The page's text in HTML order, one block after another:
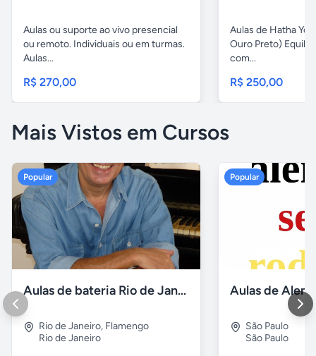
Aulas ou suporte ao vivo presencial
ou remoto. Individuais ou em turmas.
Aulas...
R$ 270,00
Aulas de Hatha
Ouro Preto)
com...
R$ 250,00
Mais Vistos em Cursos
Popular
Aulas de bateria Rio de Janeiro
Rio de Janeiro, Flamengo
Rio de Janeiro
Popular
São Paulo
São Paulo